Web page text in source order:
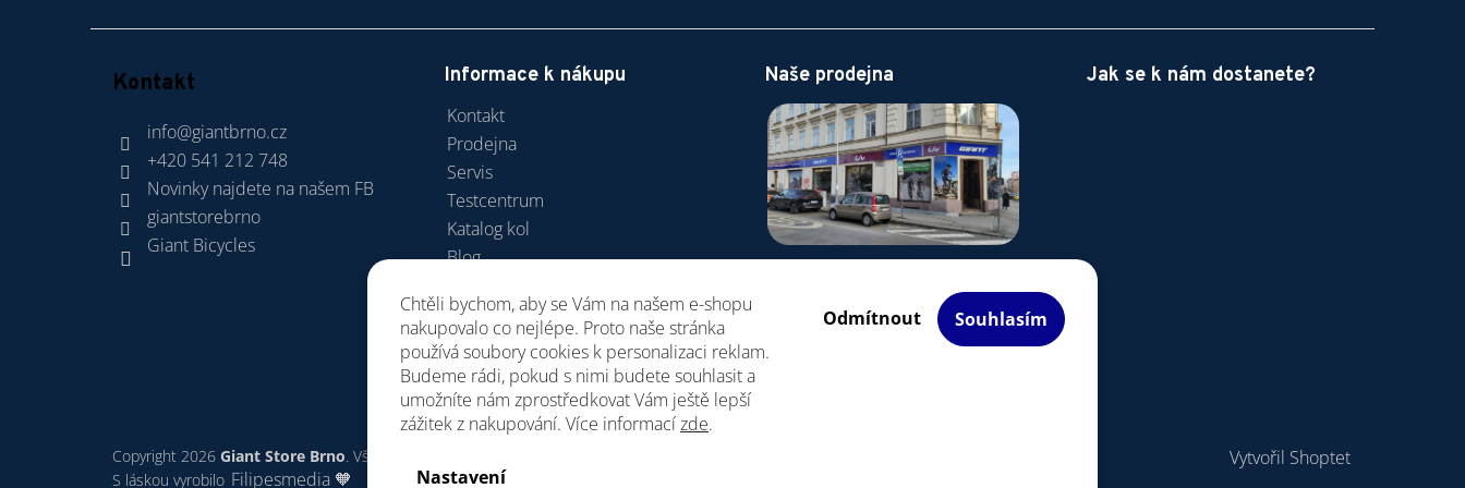
Chtěli bychom, aby se Vám na našem e-shopu
nakupovalo co nejlépe. Proto naše stránka
používá soubory cookies k personalizaci reklam.
Budeme rádi, pokud s nimi budete souhlasit a
umožníte nám zprostředkovat Vám ještě lepší
zážitek z nakupování. Více informacízde.
Nastavení
Odmítnout Souhlasím
Kontakt
info@giantbrno.cz
+420 541 212 748
Novinky najdete na našem FB
giantstorebrno
Giant Bicycles
Informace k nákupu
Kontakt
Prodejna
Servis
Testcentrum
Katalog kol
Blog
Obchodní podmínky
GDPR
Naše prodejna Jak se k nám dostanete?
Vytvořil Shoptet
Copyright 2026 Giant Store Brno. Všechna práva vyhrazena.
S láskou vyrobilo Filipesmedia 🧡